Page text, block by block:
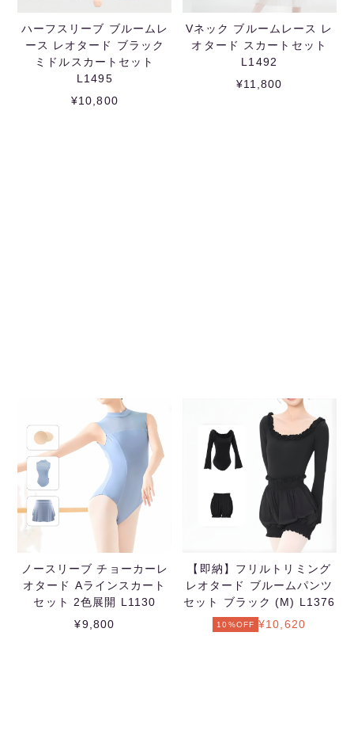
ハーフスリーブ ブルームレ
ース レオタード ブラック
ミドルスカートセット
L1495
¥10,800
Vネック ブルームレース レ
オタード スカートセット
L1492
¥11,800
ノースリーブ チョーカーレ
オタード Aラインスカート
セット 2色展開 L1130
¥9,800
【即納】フリルトリミング
レオタード ブルームパンツ
セット ブラック (M) L1376
10%OFF ¥10,620